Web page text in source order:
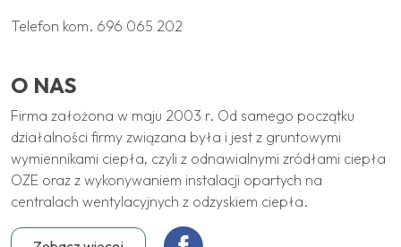
Telefon kom. 696 065 202
O NAS
Firma założona w maju 2003 r. Od samego początku
działalności firmy związana była i jest z gruntowymi
wymiennikami ciepła, czyli z odnawialnymi zródłami ciepła
OZE oraz z wykonywaniem instalacji opartych na
centralach wentylacyjnych z odzyskiem ciepła.